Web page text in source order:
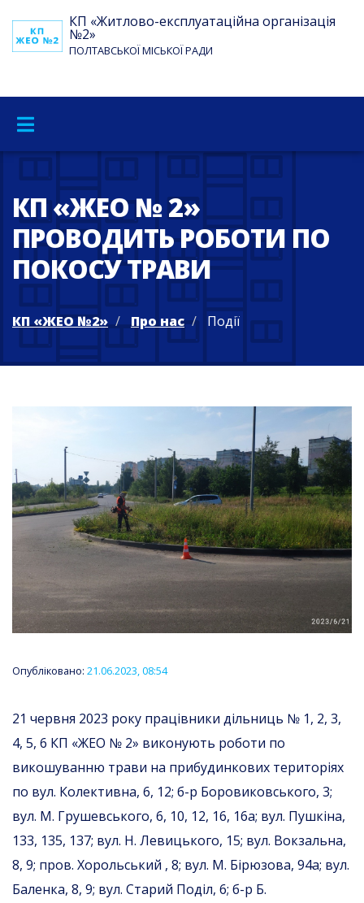
КП «Житлово-експлуатаційна організація
№2»
ПОЛТАВСЬКОЇ МІСЬКОЇ РАДИ
КП «ЖЕО № 2»
ПРОВОДИТЬ РОБОТИ ПО
ПОКОСУ ТРАВИ
КП «ЖЕО №2» Про нас Події
Опубліковано: 21.06.2023, 08:54
21 червня 2023 року працівники дільниць № 1, 2, 3,
4, 5, 6 КП «ЖЕО № 2» виконують роботи по
викошуванню трави на прибудинкових територіях
по вул. Колективна, 6, 12; б-р Боровиковського, 3;
вул. М. Грушевського, 6, 10, 12, 16, 16а; вул. Пушкіна,
133, 135, 137; вул. Н. Левицького, 15; вул. Вокзальна,
8, 9; пров. Хорольський , 8; вул. М. Бірюзова, 94а; вул.
Баленка, 8, 9; вул. Старий Поділ, 6; б-р Б.